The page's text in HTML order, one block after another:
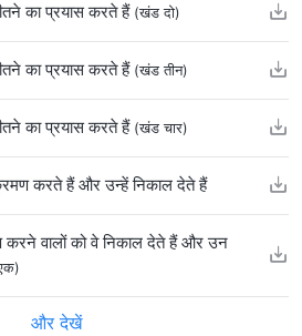
का प्रयास करते हैं (खंड दो)
का प्रयास करते हैं (खंड तीन)
का प्रयास करते हैं (खंड चार)
करते हैं और उन्हें निकाल देते हैं
वालों को वे निकाल देते हैं और उन
और देखें